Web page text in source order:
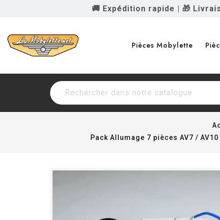
🚚 Expédition rapide | 🎁
Pièces Mobylette
Pack Allumage 7 pièces AV7 /